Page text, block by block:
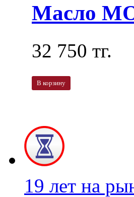
Масло
32 750 тг.
В корзину
19 лет на